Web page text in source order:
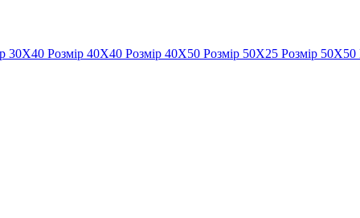
30Х40 Розмір 40Х40 Розмір 40Х50 Розмір 50Х25 Розмір 50Х50